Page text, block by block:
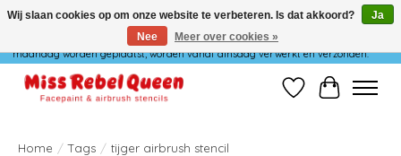
Wij verzenden niet op maandag. Bestellingen die in het weekend of op
maandag worden geplaatst, worden vanaf dinsdag verwerkt en verzonden.
Verlanglijst
Home / Tags / tijger airbrush stencil
Wij slaan cookies op om onze website te verbeteren. Is dat akkoord?
Ja
Nee
Meer over cookies »